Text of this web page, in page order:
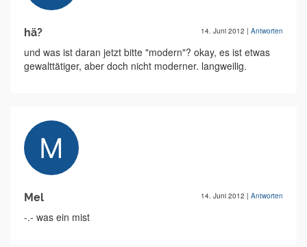
hä? 14. Juni 2012 | Antworten
und was ist daran jetzt bitte "modern"? okay, es ist etwas
gewalttätiger, aber doch nicht moderner. langweilig.
Mel 14. Juni 2012 | Antworten
-.- was ein mist